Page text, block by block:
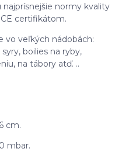
najprísnejšie normy kvality
certifikátom.
vo veľkých nádobách:
boilies na ryby,
na tábory atď. ..
cm.
mbar.